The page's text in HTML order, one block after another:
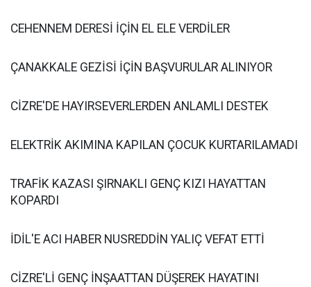
CEHENNEM DERESİ İÇİN EL ELE VERDİLER
ÇANAKKALE GEZİSİ İÇİN BAŞVURULAR ALINIYOR
CİZRE'DE HAYIRSEVERLERDEN ANLAMLI DESTEK
ELEKTRİK AKIMINA KAPILAN ÇOCUK KURTARILAMADI
TRAFİK KAZASI ŞIRNAKLI GENÇ KIZI HAYATTAN
KOPARDI
İDİL'E ACI HABER NUSREDDİN YALIÇ VEFAT ETTİ
CİZRE'Lİ GENÇ İNŞAATTAN DÜŞEREK HAYATINI